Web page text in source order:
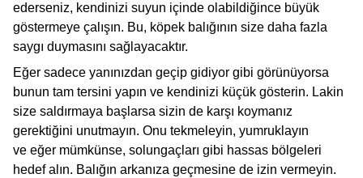
ederseniz, kendinizi suyun içinde olabildiğince büyük
göstermeye çalışın. Bu, köpek balığının size daha fazla
saygı duymasını sağlayacaktır.
Eğer sadece yanınızdan geçip gidiyor gibi görünüyorsa
bunun tam tersini yapın ve kendinizi küçük gösterin. Lakin
size saldırmaya başlarsa sizin de karşı koymanız
gerektiğini unutmayın. Onu tekmeleyin, yumruklayın
ve eğer mümkünse, solungaçları gibi hassas bölgeleri
hedef alın. Balığın arkanıza geçmesine de izin vermeyin.